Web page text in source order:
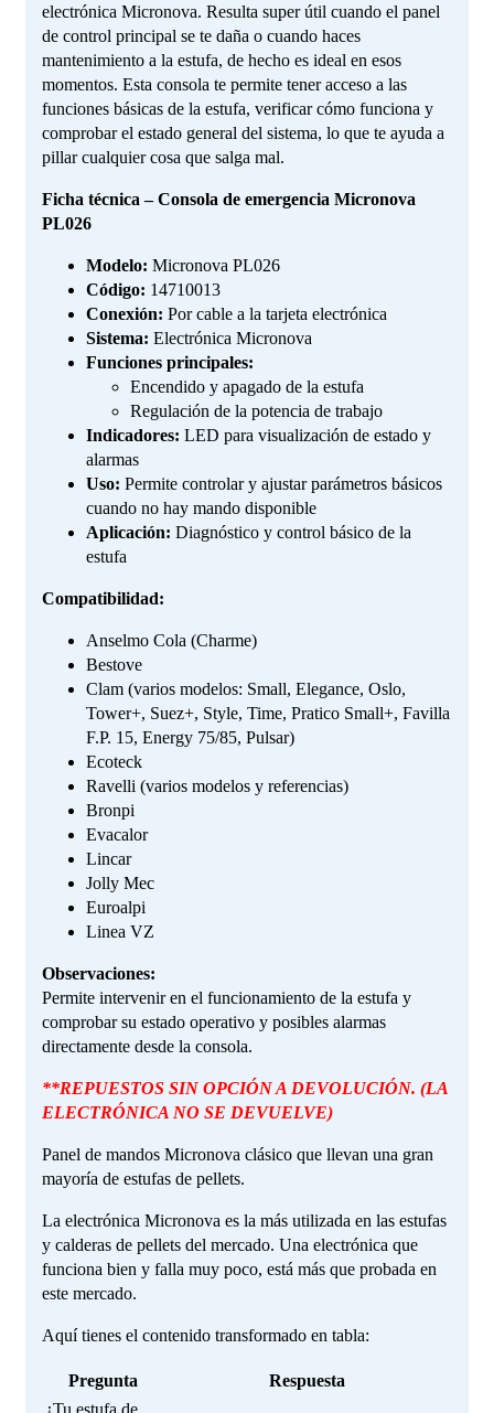
electrónica Micronova. Resulta super útil cuando el panel
de control principal se te daña o cuando haces
mantenimiento a la estufa, de hecho es ideal en esos
momentos. Esta consola te permite tener acceso a las
funciones básicas de la estufa, verificar cómo funciona y
comprobar el estado general del sistema, lo que te ayuda a
pillar cualquier cosa que salga mal.
Ficha técnica – Consola de emergencia Micronova
PL026
Modelo: Micronova PL026
Código: 14710013
Conexión: Por cable a la tarjeta electrónica
Sistema: Electrónica Micronova
Funciones principales:
Encendido y apagado de la estufa
Regulación de la potencia de trabajo
Indicadores: LED para visualización de estado y
alarmas
Uso: Permite controlar y ajustar parámetros básicos
cuando no hay mando disponible
Aplicación: Diagnóstico y control básico de la
estufa
Compatibilidad:
Anselmo Cola (Charme)
Bestove
Clam (varios modelos: Small, Elegance, Oslo,
Tower+, Suez+, Style, Time, Pratico Small+, Favilla
F.P. 15, Energy 75/85, Pulsar)
Ecoteck
Ravelli (varios modelos y referencias)
Bronpi
Evacalor
Lincar
Jolly Mec
Euroalpi
Linea VZ
Observaciones:
Permite intervenir en el funcionamiento de la estufa y
comprobar su estado operativo y posibles alarmas
directamente desde la consola.
**REPUESTOS SIN OPCIÓN A DEVOLUCIÓN. (LA
ELECTRÓNICA NO SE DEVUELVE)
Panel de mandos Micronova clásico que llevan una gran
mayoría de estufas de pellets.
La electrónica Micronova es la más utilizada en las estufas
y calderas de pellets del mercado. Una electrónica que
funciona bien y falla muy poco, está más que probada en
este mercado.
Aquí tienes el contenido transformado en tabla:
Pregunta
Respuesta